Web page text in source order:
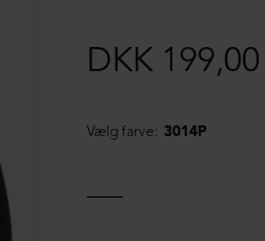
DKK 199,00
Vælg farve: 3014P